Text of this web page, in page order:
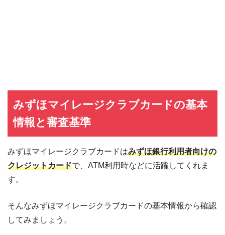
みずほマイレージクラブカードの基本
情報と審査基準
みずほマイレージクラブカードはみずほ銀行利用者向けの
クレジットカードで、ATM利用時などに活躍してくれま
す。
そんなみずほマイレージクラブカードの基本情報から確認
してみましょう。